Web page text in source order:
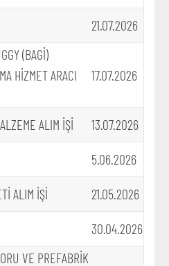
21.07.2026
(BAGİ)
HİZMET ARACI
17.07.2026
ALIM İŞİ 13.07.2026
5.06.2026
ALIM İŞİ 21.05.2026
30.04.2026
VE PREFABRİK